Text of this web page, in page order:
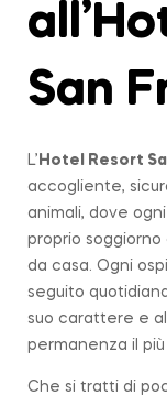
San
L’ Hotel Resort
accogliente,
animali, dove
proprio
da casa. Ogni
seguito
suo carattere e
permanenza il
Che si tratti di